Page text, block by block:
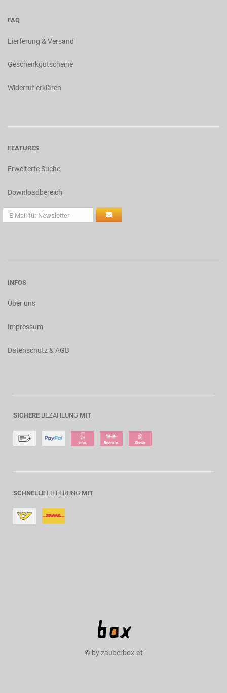
FAQ
Lierferung & Versand
Geschenkgutscheine
Widerruf erklären
FEATURES
Erweiterte Suche
Downloadbereich
INFOS
Über uns
Impressum
Datenschutz & AGB
SICHERE BEZAHLUNG MIT
SCHNELLE LIEFERUNG MIT
© by zauberbox.at